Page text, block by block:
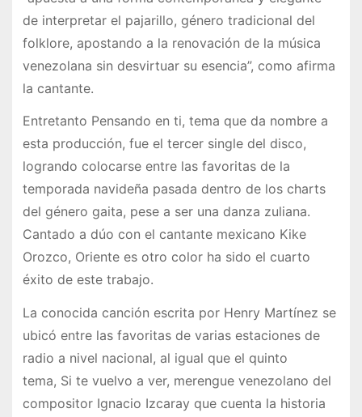
de interpretar el pajarillo, género tradicional del
folklore, apostando a la renovación de la música
venezolana sin desvirtuar su esencia”, como afirma
la cantante.
Entretanto Pensando en ti, tema que da nombre a
esta producción, fue el tercer single del disco,
logrando colocarse entre las favoritas de la
temporada navideña pasada dentro de los charts
del género gaita, pese a ser una danza zuliana.
Cantado a dúo con el cantante mexicano Kike
Orozco, Oriente es otro color ha sido el cuarto
éxito de este trabajo.
La conocida canción escrita por Henry Martínez se
ubicó entre las favoritas de varias estaciones de
radio a nivel nacional, al igual que el quinto
tema, Si te vuelvo a ver, merengue venezolano del
compositor Ignacio Izcaray que cuenta la historia